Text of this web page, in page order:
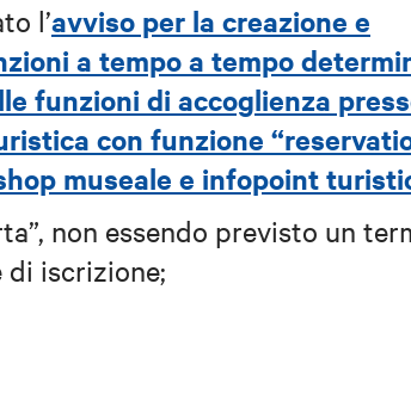
l’avviso per la creazione e
a tempo a tempo
funzioni di accoglienza
con funzione
museale e infopoint
non essendo previsto un
iscrizione;